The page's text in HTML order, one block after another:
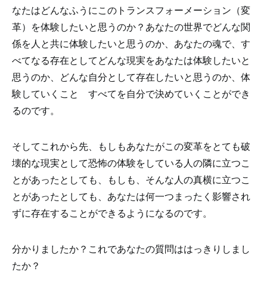
なたはどんなふうにこのトランスフォーメーション（変
革）を体験したいと思うのか？あなたの世界でどんな関
係を人と共に体験したいと思うのか、あなたの魂で、す
べてなる存在としてどんな現実をあなたは体験したいと
思うのか、どんな自分として存在したいと思うのか、体
験していくこと すべてを自分で決めていくことができ
るのです。
そしてこれから先、もしもあなたがこの変革をとても破
壊的な現実として恐怖の体験をしている人の隣に立つこ
とがあったとしても、もしも、そんな人の真横に立つこ
とがあったとしても、あなたは何一つまったく影響され
ずに存在することができるようになるのです。
分かりましたか？これであなたの質問ははっきりしまし
たか？